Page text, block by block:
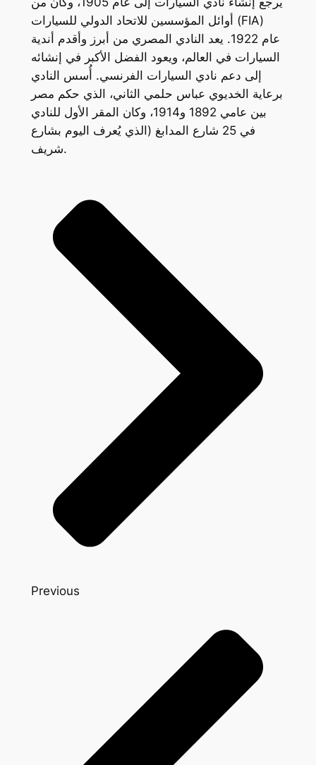
أوائل المؤسسين للاتحاد الدولي للسيارات (FIA)
عام 1922. يعد النادي المصري من أبرز وأقدم أندية
السيارات في العالم، ويعود الفضل الأكبر في إنشائه
إلى دعم نادي السيارات الفرنسي. أُسس النادي
برعاية الخديوي عباس حلمي الثاني، الذي حكم مصر
بين عامي 1892 و1914، وكان المقر الأول للنادي
في 25 شارع المدابغ (الذي يُعرف اليوم بشارع
شريف.
Previous